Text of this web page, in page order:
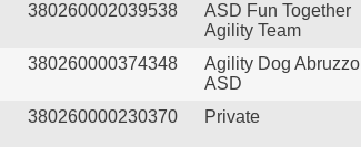
380260002039538
ASD Fun Together
Agility Team
380260000374348
Agility Dog Abruzzo
ASD
380260000230370 Private